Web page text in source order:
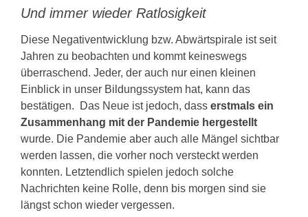
Und immer wieder Ratlosigkeit
Diese Negativentwicklung bzw. Abwärtspirale ist seit
Jahren zu beobachten und kommt keineswegs
überraschend. Jeder, der auch nur einen kleinen
Einblick in unser Bildungssystem hat, kann das
bestätigen. Das Neue ist jedoch, dass erstmals ein
Zusammenhang mit der Pandemie hergestellt
wurde. Die Pandemie aber auch alle Mängel sichtbar
werden lassen, die vorher noch versteckt werden
konnten. Letztendlich spielen jedoch solche
Nachrichten keine Rolle, denn bis morgen sind sie
längst schon wieder vergessen.